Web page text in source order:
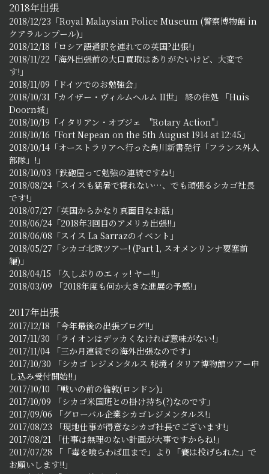
2018年出張
2018/12/23「Royal Malaysian Police Museum (警察博物館 in
クアラルンプール)」
2018/12/18「ロシア語通訳を連れての英国?出張!」
2018/11/22「海外出張前の大口買取はありがたいけど、大変で
す!」
2018/11/09「ドイツでのお勉強会」
2018/10/31「カイザー・ヴィルムヘルム II世」 終の住処 「Huis
Doorn城」
2018/10/19「イタリアン・オブジェ "Rotary Action"」
2018/10/16「Fort Nepean on the 5th August 1914 at 12:45」
2018/10/14「オーストラリアへ行った角川新書発行「フランス外人
部隊」!」
2018/10/03「鉄砲屋って勉強の連続ですね!」
2018/08/24「スイスも猛暑で寝れない…、でも頑張るシカゴ社長
です!」
2018/07/27「英国からかなり真面目なお話」
2018/06/24「2018年3回目のアメリカ出張!!」
2018/06/08「スイス La Sarrazのイベント」
2018/05/27「シカゴ北欧ツアー! (Part 1, スオメンリンナ要塞前
編)」
2018/04/15 「久しぶりのエィッ! ヤー!!」
2018/03/09 「2018年度も何か大きな進展の予感!」
2017年出張
2017/12/18 「今年最後の出張ブログ!!」
2017/11/30 「ライオンはデッカくなければ意味がない!」
2017/11/04 「三か月連続での海外出張なのです」
2017/10/30 「シカゴ レジメンタルス 秘境イタリア博物館ツアー申
し込み受付開始!!」
2017/10/10 「戦いの前の倫敦(ロンドン)」
2017/10/09 「シカゴ米国班との掛け持ち(?)なのです」
2017/09/06 「グローバル企業シカゴレジメンタルス!」
2017/08/23 「現地仕事が得意なシカゴ社長でございます!」
2017/08/21 「仕事は無理のない計画が大事ですからね!」
2017/07/28 「「毒を喰らわば皿まで」より「賽は投げられた」で
お願いします!!」